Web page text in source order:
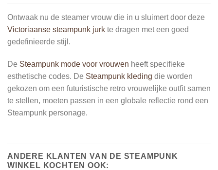
Ontwaak nu de steamer vrouw die in u sluimert door deze
Victoriaanse steampunk jurk te dragen met een goed
gedefinieerde stijl.
De Steampunk mode voor vrouwen heeft specifieke
esthetische codes. De Steampunk kleding die worden
gekozen om een futuristische retro vrouwelijke outfit samen
te stellen, moeten passen in een globale reflectie rond een
Steampunk personage.
ANDERE KLANTEN VAN DE STEAMPUNK
WINKEL KOCHTEN OOK: